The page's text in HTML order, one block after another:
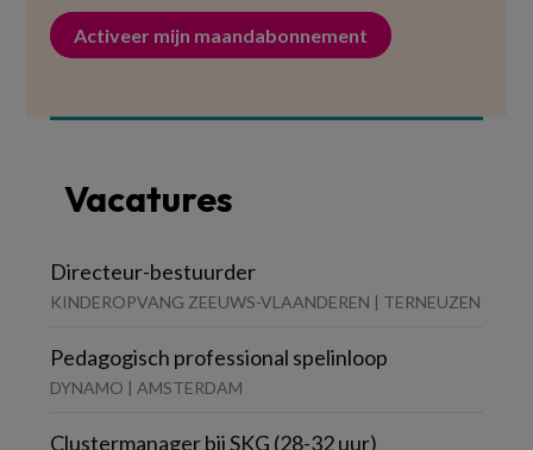
Activeer mijn maandabonnement
Vacatures
Directeur-bestuurder
KINDEROPVANG ZEEUWS-VLAANDEREN | TERNEUZEN
Pedagogisch professional spelinloop
DYNAMO | AMSTERDAM
Clustermanager bij SKG (28-32 uur)